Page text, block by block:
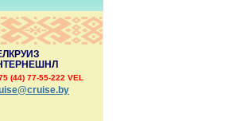
(44) 77-55-222 VEL